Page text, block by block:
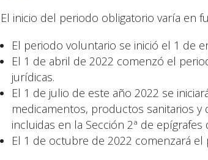
El inicio del periodo obligatorio varía en
El periodo voluntario se inició el 1 de
El 1 de abril de 2022 comenzó el
jurídicas.
El 1 de julio de este año 2022 se
medicamentos, productos sanitarios y
incluidas en la Sección 2ª de epígrafes
El 1 de octubre de 2022 comenzará